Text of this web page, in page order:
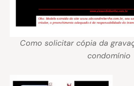
Como solicitar cópia da
condomínio